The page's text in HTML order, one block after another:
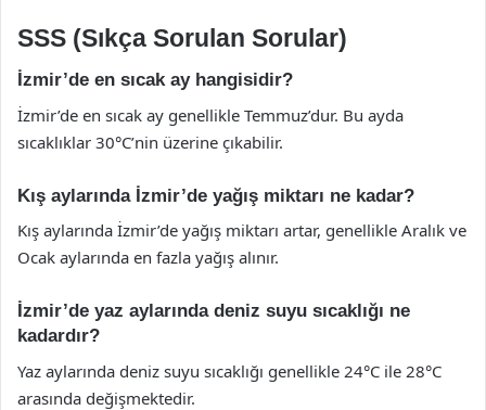
SSS (Sıkça Sorulan Sorular)
İzmir’de en sıcak ay hangisidir?
İzmir’de en sıcak ay genellikle Temmuz’dur. Bu ayda
sıcaklıklar 30°C’nin üzerine çıkabilir.
Kış aylarında İzmir’de yağış miktarı ne kadar?
Kış aylarında İzmir’de yağış miktarı artar, genellikle Aralık ve
Ocak aylarında en fazla yağış alınır.
İzmir’de yaz aylarında deniz suyu sıcaklığı ne
kadardır?
Yaz aylarında deniz suyu sıcaklığı genellikle 24°C ile 28°C
arasında değişmektedir.